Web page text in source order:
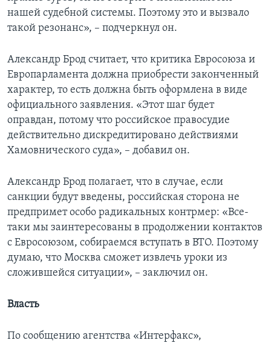
нашей судебной системы. Поэтому это и вызвало
такой резонанс», – подчеркнул он.
Александр Брод считает, что критика Евросоюза и
Европарламента должна приобрести законченный
характер, то есть должна быть оформлена в виде
официального заявления. «Этот шаг будет
оправдан, потому что российское правосудие
действительно дискредитировано действиями
Хамовнического суда», – добавил он.
Александр Брод полагает, что в случае, если
санкции будут введены, российская сторона не
предпримет особо радикальных контрмер: «Все-
таки мы заинтересованы в продолжении контактов
с Евросоюзом, собираемся вступать в ВТО. Поэтому
думаю, что Москва сможет извлечь уроки из
сложившейся ситуации», – заключил он.
Власть
По сообщению агентства «Интерфакс»,